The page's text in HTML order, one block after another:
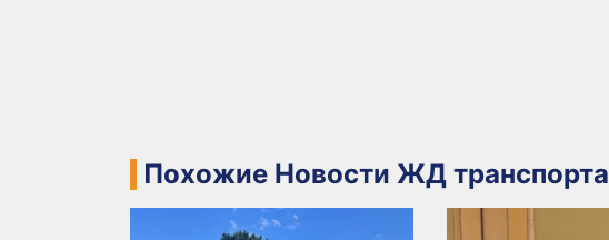
Похожие Новости ЖД транспорта